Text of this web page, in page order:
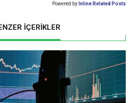
Powered by Inline Related Posts
İÇERİKLER